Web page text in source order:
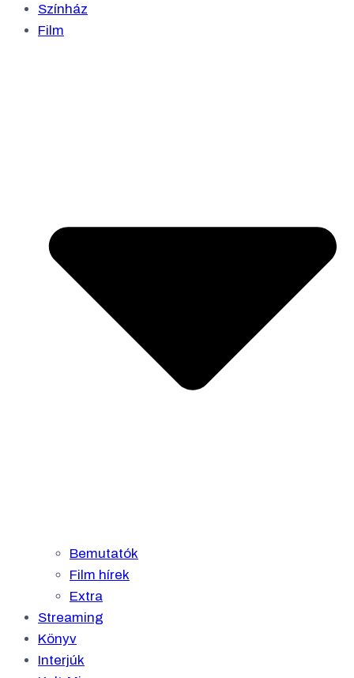
Színház
Film
Bemutatók
Film hírek
Extra
Streaming
Könyv
Interjúk